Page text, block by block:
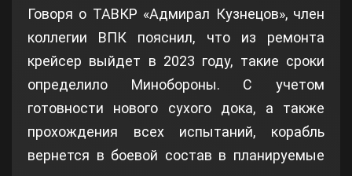
Говоря о ТАВКР «Адмирал Кузнецов», член
коллегии ВПК пояснил, что из ремонта
крейсер выйдет в 2023 году, такие сроки
определило Минобороны. С учетом
готовности нового сухого дока, а также
прохождения всех испытаний, корабль
вернется в боевой состав в планируемые